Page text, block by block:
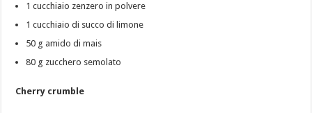
1 cucchiaio zenzero in polvere
1 cucchiaio di succo di limone
50 g amido di mais
80 g zucchero semolato
Cherry crumble